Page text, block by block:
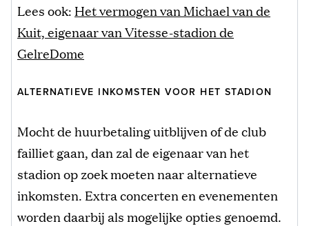
Lees ook: Het vermogen van Michael van de
Kuit, eigenaar van Vitesse-stadion de
GelreDome
ALTERNATIEVE INKOMSTEN VOOR HET STADION
Mocht de huurbetaling uitblijven of de club
failliet gaan, dan zal de eigenaar van het
stadion op zoek moeten naar alternatieve
inkomsten. Extra concerten en evenementen
worden daarbij als mogelijke opties genoemd.